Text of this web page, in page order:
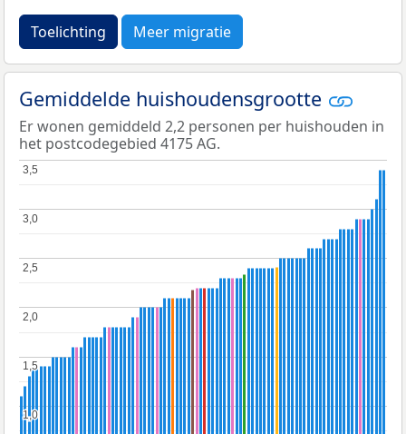
Toelichting Meer migratie
Gemiddelde huishoudensgrootte
Er wonen gemiddeld 2,2 personen per huishouden in
het postcodegebied 4175 AG.
1,0
1,0
1,5
1,5
2,0
2,0
2,5
2,5
3,0
3,0
3,5
3,5